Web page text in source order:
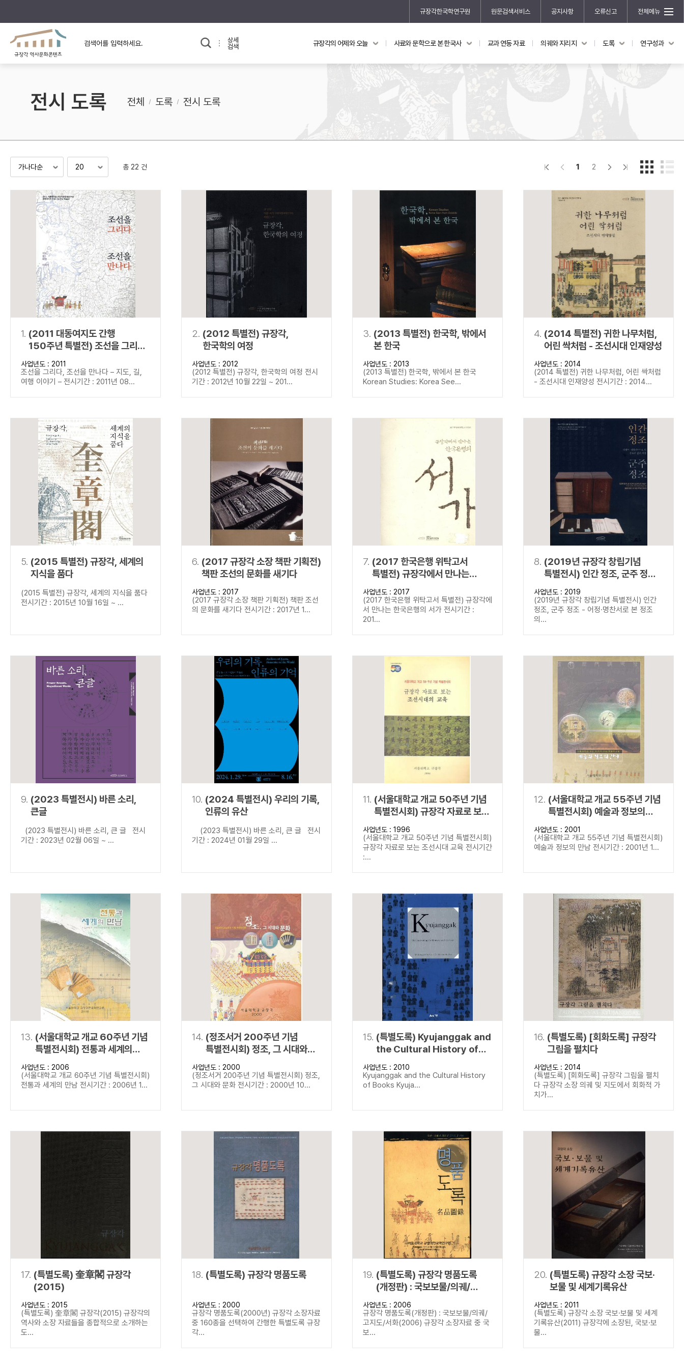
규장각한국학연구원 원문검색서비스 공지사항 오류신고 전체메뉴
규장각의 어제와 오늘
규장각 소개영상
사료와 문학으로 본
고대
조선 후기
교과 연동 자료 의궤와 지리지 도록 연구성과
신진학자 초청 연구교류 사업
규장각-산기 연구비 지원 사업
기획연구
홍재 한국학 펠로십 프로그램
상세
검색
검색 연산자 사용안내
연산자 설명
AND 정조 AND 정약용
“정조”와 “정약용”이 동시에 포함된 자료를 검
OR 정조 OR 정약용 “정조” 또는 “정약용”이 포함된 자료를 검색
NOT 정조 NOT 정약용
“정조”가 나온 후 “정약용”이 나오지 않는 자
동시에 여러 개의 연산자를 사용할 수 있습니다.
규장각의 어제와 오늘 사료와 문학으로 본 한국사 교과 연동 자료 의궤와 지리지 도록 연구성과
전시 도록 전체 도록 전시 도록
총 22 건 1 2
1. (2011 대동여지도 간행
150주년 특별전) 조선을 그리다,
조선을 만나다
사업년도 : 2011
조선을 그리다, 조선을 만나다 – 지도, 길,
여행 이야기 – 전시기간 : 2011년 08...
2. (2012 특별전) 규장각,
한국학의 여정
사업년도 : 2012
(2012 특별전) 규장각, 한국학의 여정 전시
기간 : 2012년 10월 22일 ~ 201...
3. (2013 특별전) 한국학, 밖에서
본 한국
사업년도 : 2013
(2013 특별전) 한국학, 밖에서 본 한국
Korean Studies: Korea See...
4. (2014 특별전) 귀한 나무처럼,
어린 싹처럼 - 조선시대 인재양성
사업년도 : 2014
(2014 특별전) 귀한 나무처럼, 어린 싹처럼
- 조선시대 인재양성 전시기간 : 2014...
5. (2015 특별전) 규장각, 세계의
지식을 품다
(2015 특별전) 규장각, 세계의 지식을 품다
전시기간 : 2015년 10월 16일 ~ ...
6. (2017 규장각 소장 책판 기획전)
책판 조선의 문화를 새기다
사업년도 : 2017
(2017 규장각 소장 책판 기획전) 책판 조선
의 문화를 새기다 전시기간 : 2017년 1...
7. (2017 한국은행 위탁고서
특별전) 규장각에서 만나는
한국은행의 서가
사업년도 : 2017
(2017 한국은행 위탁고서 특별전) 규장각에
서 만나는 한국은행의 서가 전시기간 :
201...
8. (2019년 규장각 창립기념
특별전시) 인간 정조, 군주 정조 -
어정·명찬서로 본 정조의 삶과
이상
사업년도 : 2019
(2019년 규장각 창립기념 특별전시) 인간
정조, 군주 정조 - 어정·명찬서로 본 정조
의...
9. (2023 특별전시) 바른 소리,
큰글
(2023 특별전시) 바른 소리, 큰 글 전시
기간 : 2023년 02월 06일 ~ ...
10. (2024 특별전시) 우리의 기록,
인류의 유산
(2023 특별전시) 바른 소리, 큰 글 전시
기간 : 2024년 01월 29일 ...
11. (서울대학교 개교 50주년 기념
특별전시회) 규장각 자료로 보는
조선시대 교육
사업년도 : 1996
(서울대학교 개교 50주년 기념 특별전시회)
규장각 자료로 보는 조선시대 교육 전시기간
:...
12. (서울대학교 개교 55주년 기념
특별전시회) 예술과 정보의
만남
사업년도 : 2001
(서울대학교 개교 55주년 기념 특별전시회)
예술과 정보의 만남 전시기간 : 2001년 1...
13. (서울대학교 개교 60주년 기념
특별전시회) 전통과 세계의
만남
사업년도 : 2006
(서울대학교 개교 60주년 기념 특별전시회)
전통과 세계의 만남 전시기간 : 2006년 1...
14. (정조서거 200주년 기념
특별전시회) 정조, 그 시대와
문화
사업년도 : 2000
(정조서거 200주년 기념 특별전시회) 정조,
그 시대와 문화 전시기간 : 2000년 10...
15. (특별도록) Kyujanggak and
the Cultural History of
Books Kyujanggak
Rediscovering its History
and Culture
사업년도 : 2010
Kyujanggak and the Cultural History
of Books Kyuja...
16. (특별도록) [회화도록] 규장각
그림을 펼치다
사업년도 : 2014
(특별도록) [회화도록] 규장각 그림을 펼치
다 규장각 소장 의궤 및 지도에서 회화적 가
치가...
17. (특별도록) 奎章閣 규장각
(2015)
사업년도 : 2015
(특별도록) 奎章閣 규장각(2015) 규장각의
역사와 소장 자료들을 종합적으로 소개하는
도...
18. (특별도록) 규장각 명품도록
사업년도 : 2000
규장각 명품도록(2000년) 규장각 소장자료
중 160종을 선택하여 간행한 특별도록 규장
각...
19. (특별도록) 규장각 명품도록
(개정판) : 국보보물/의궤/
고지도/서화
사업년도 : 2006
규장각 명품도록(개정판) : 국보보물/의궤/
고지도/서화(2006) 규장각 소장자료 중 국
보...
20. (특별도록) 규장각 소장 국보·
보물 및 세계기록유산
사업년도 : 2011
(특별도록) 규장각 소장 국보·보물 및 세계
기록유산(2011) 규장각에 소장된, 국보·보
물...